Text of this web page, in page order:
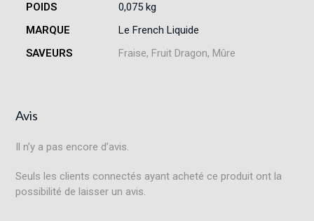
POIDS
0,075 kg
MARQUE
Le French Liquide
SAVEURS
Fraise, Fruit Dragon, Mûre
Avis
Il n’y a pas encore d’avis.
Seuls les clients connectés ayant acheté ce produit ont la
possibilité de laisser un avis.